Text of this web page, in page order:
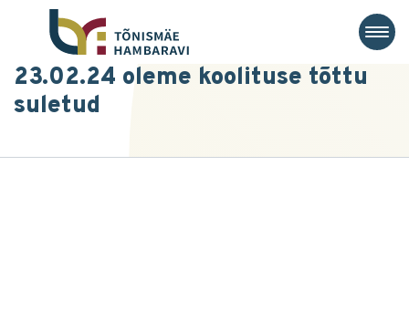
23.02.24 oleme koolituse tõttu
suletud